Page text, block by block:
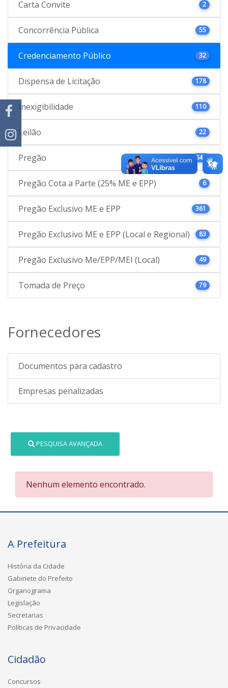
Carta Convite 2
Concorrência Pública 55
Credenciamento Público 32
Dispensa de Licitação 178
Inexigibilidade 110
Leilão 22
Pregão 646
Pregão Cota a Parte (25% ME e EPP) 6
Pregão Exclusivo ME e EPP 361
Pregão Exclusivo ME e EPP (Local e Regional) 83
Pregão Exclusivo Me/EPP/MEI (Local) 49
Tomada de Preço 79
Fornecedores
Documentos para cadastro
Empresas penalizadas
PESQUISA AVANÇADA
Nenhum elemento encontrado.
A Prefeitura
História da Cidade
Gabinete do Prefeito
Organograma
Legislação
Secretarias
Políticas de Privacidade
Cidadão
Concursos